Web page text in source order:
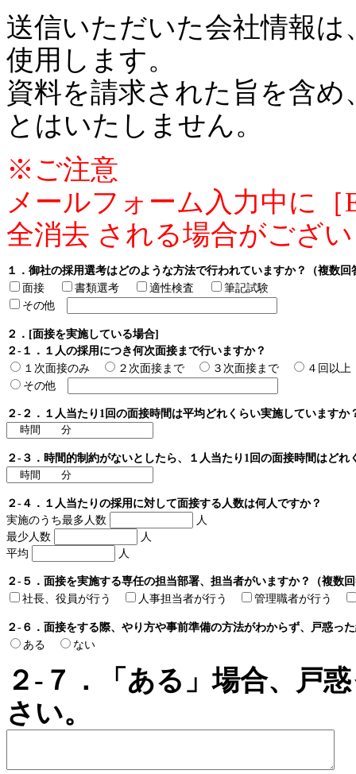
送信いただいた会社情報
使用します。
資料を請求された旨を含
とはいたしません。
※ご注意
メールフォーム入力中に
全消去 される場合がござ
１．御社の採用選考はどのような方法で行われていますか？（複数回
面接
書類選考 適性検査
筆記試験
その他
２．[面接を実施している場合]
２-１．１人の採用につき何次面接まで行いますか？
１次面接のみ
２次面接まで ３次面接まで
４回以
その他
２-２．１人当たり1回の面接時間は平均どれくらい実施していますか
２-３．時間的制約がないとしたら、１人当たり1回の面接時間はど
２-４．１人当たりの採用に対して面接する人数は何人ですか？
実施のうち最多人数
人
最少人数
人
平均
人
２-５．面接を実施する専任の担当部署、担当者がいますか？（複数
社長、役員が行う
人事担当者が行う 管理職者が行う
２-６．面接をする際、やり方や事前準備の方法がわからず、戸惑っ
ある
ない
２-７．「ある」場合、戸
さい。